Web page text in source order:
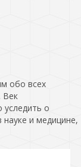
обо всех
Век
о
и медицине,